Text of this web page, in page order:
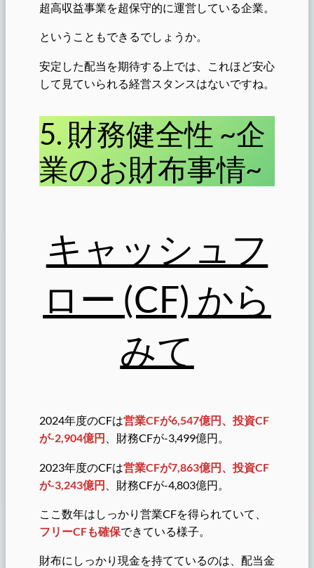
超高収益事業を超保守的に運営している企業。
ということもできるでしょうか。
安定した配当を期待する上では、これほど安心
して見ていられる経営スタンスはないですね。
5. 財務健全性 ~企
業のお財布事情~
キャッシュフ
ロー (CF) から
みて
2024年度のCFは営業CFが6,547億円、投資CF
が-2,904億円
、財務CFが-3,499億円。
2023年度のCFは営業CFが7,863億円、投資CF
が-3,243億円 、財務CFが-4,803億円。
ここ数年はしっかり営業CFを得られていて、
フリーCFも確保できている様子。
財布にしっかり現金を持てているのは、配当金